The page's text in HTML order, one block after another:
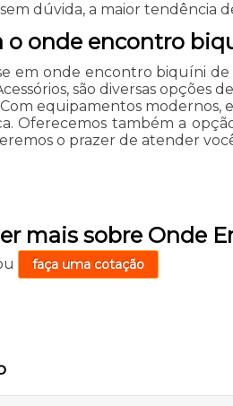
dúvida, a maior tendência
o onde encontro
em onde encontro biquíni de
são diversas opções
equipamentos modernos,
Oferecemos também a
o prazer de atender
mais sobre Onde
faça uma cotação